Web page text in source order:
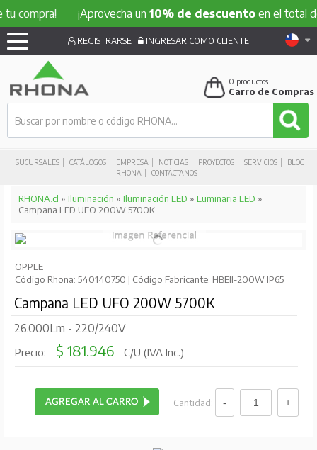
compra! ¡Aprovecha un10% de descuentoen el total de
SUCURSALES CATÁLOGOS EMPRESA NOTICIAS PROYECTOS SERVICIOS
BLOG
RHONA
CONTÁCTANOS
REGISTRARSE INGRESAR COMO CLIENTE
0 productos
Carro de Compras
RHONA.cl » Iluminación » Iluminación LED » Luminaria LED »
Campana LED UFO 200W 5700K
OPPLE
Código Rhona: 540140750 | Código Fabricante: HBEII-200W IP65
Campana LED UFO 200W 5700K
26.000Lm - 220/240V
Precio: $ 181.946 C/U (IVA Inc.)
Cantidad: